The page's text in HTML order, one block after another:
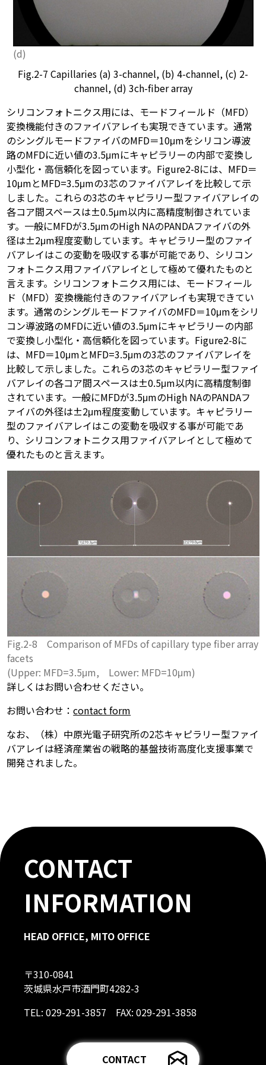
(d)
Fig.2-7 Capillaries (a) 3-channel, (b) 4-channel, (c) 2-
channel, (d) 3ch-fiber array
シリコンフォトニクス用には、モードフィールド（MFD）
変換機能付きのファイバアレイも実現できています。通常
のシングルモードファイバのMFD＝10μmをシリコン導波
路のMFDに近い値の3.5μmにキャピラリーの内部で変換し
小型化・高信頼化を図っています。Figure2-8には、MFD＝
10μmとMFD=3.5μmの3芯のファイバアレイを比較して示
しました。これらの3芯のキャピラリー型ファイバアレイの
各コア間スペースは±0.5μm以内に高精度制御されていま
す。一般にMFDが3.5μmのHigh NAのPANDAファイバの外
径は±2μm程度変動しています。キャピラリー型のファイ
バアレイはこの変動を吸収する事が可能であり、シリコン
フォトニクス用ファイバアレイとして極めて優れたものと
言えます。シリコンフォトニクス用には、モードフィール
ド（MFD）変換機能付きのファイバアレイも実現できてい
ます。通常のシングルモードファイバのMFD＝10μmをシリ
コン導波路のMFDに近い値の3.5μmにキャピラリーの内部
で変換し小型化・高信頼化を図っています。Figure2-8に
は、MFD＝10μmとMFD=3.5μmの3芯のファイバアレイを
比較して示しました。これらの3芯のキャピラリー型ファイ
バアレイの各コア間スペースは±0.5μm以内に高精度制御
されています。一般にMFDが3.5μmのHigh NAのPANDAフ
ァイバの外径は±2μm程度変動しています。キャピラリー
型のファイバアレイはこの変動を吸収する事が可能であ
り、シリコンフォトニクス用ファイバアレイとして極めて
優れたものと言えます。
Fig.2-8 Comparison of MFDs of capillary type fiber array
facets
(Upper: MFD=3.5μm, Lower: MFD=10μm)
詳しくはお問い合わせください。
お問い合わせ：contact form
なお、（株）中原光電子研究所の2芯キャピラリー型ファイ
バアレイは経済産業省の戦略的基盤技術高度化支援事業で
開発されました。
CONTACT
INFORMATION
HEAD OFFICE, MITO OFFICE
〒310-0841
茨城県水戸市酒門町4282-3
TEL: 029-291-3857 FAX: 029-291-3858
CONTACT